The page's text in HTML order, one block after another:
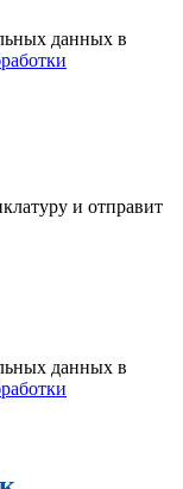
данных в
и отправит
данных в